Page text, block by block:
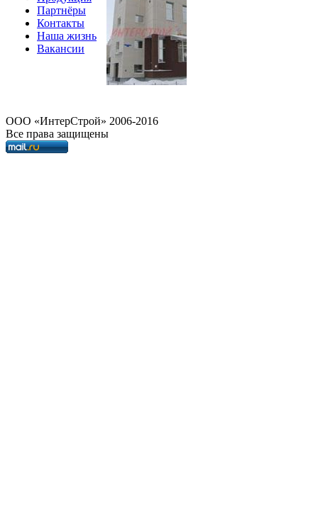
Партнёры
Контакты
Наша жизнь
Вакансии
OOO «ИнтерСтрой» 2006-2016
Все права защищены